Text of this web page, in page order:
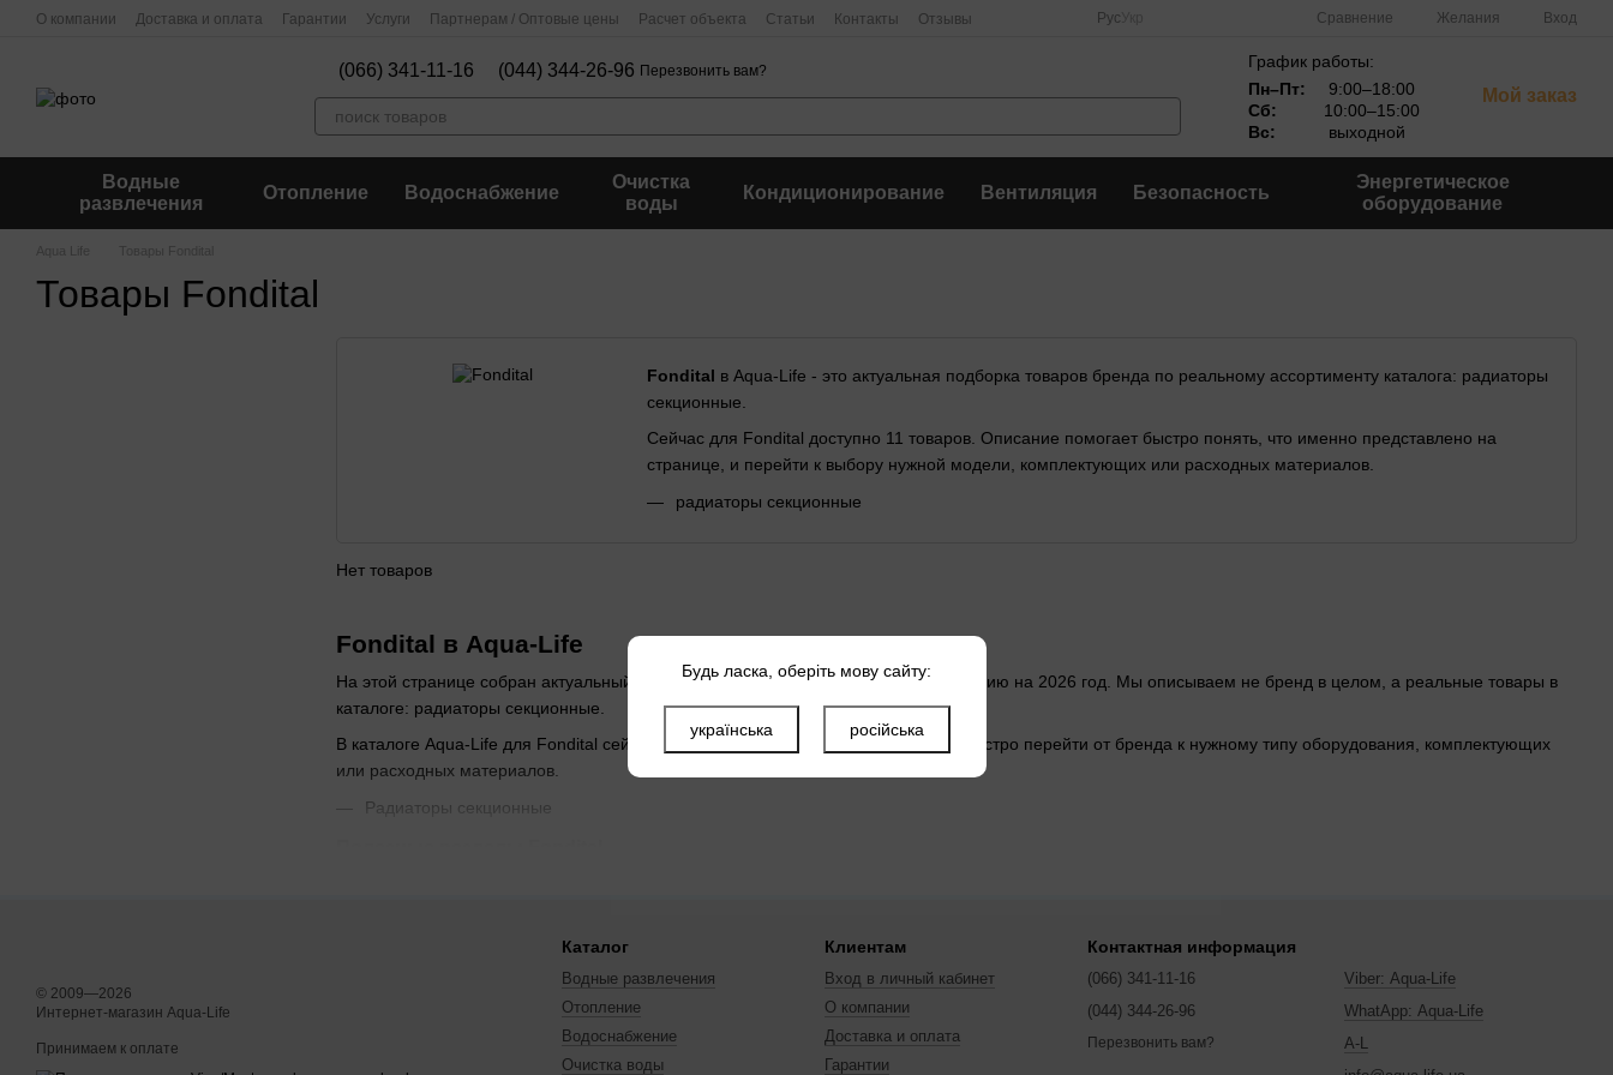
Перейти к основному контенту
О компании Доставка и оплата Гарантии Услуги Партнерам / Оптовые цены Расчет объекта Статьи Контакты Отзывы Рус Сравнение Желания Вход
(066) 341-11-16 (044) 344-26-96 Перезвонить вам?
График работы:
Пн–Пт:
9:00–18:00
Сб:
10:00–15:00
Вс:
выходной
Мой заказ
Водные
развлечения
Отопление Водоснабжение
Очистка
воды
Кондиционирование Вентиляция Безопасность
Энергетическое
оборудование
Aqua Life Товары Fondital
Товары Fondital
Fondital в Aqua-Life
На этой странице собран актуальный ассортимент Fondital в Aqua-Life по состоянию на 2026 год. Мы описываем не бренд в целом, а реальные товары в
каталоге: радиаторы секционные.
В каталоге Aqua-Life для Fondital сейчас 11 товаров. Такая страница помогает быстро перейти от бренда к нужному типу оборудования, комплектующих
или расходных материалов.
Радиаторы секционные
нужна помощь с подбором Fondital, менеджер Aqua-Life подскажет совместимые решения и актуальные условия доставки по Украине.
Fondital в Aqua-Life - это актуальная подборка товаров бренда по реальному ассортименту каталога: радиаторы
секционные.
Сейчас для Fondital доступно 11 товаров. Описание помогает быстро понять, что именно представлено на
странице, и перейти к выбору нужной модели, комплектующих или расходных материалов.
радиаторы секционные
Нет товаров
© 2009—2026
Интернет-магазин Aqua-Life
Принимаем к оплате
Каталог
Водные развлечения
Отопление
Водоснабжение
Очистка воды
Клиентам
Вход в личный кабинет
О компании
Доставка и оплата
Гарантии
Контактная информация
(066) 341-11-16
(044) 344-26-96
Перезвонить вам?
Viber: Aqua-Life
WhatApp: Aqua-Life
A-L
Будь ласка, оберіть мову сайту:
українська російська